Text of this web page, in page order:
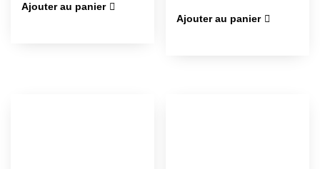
Ajouter au panier
Ajouter au panier